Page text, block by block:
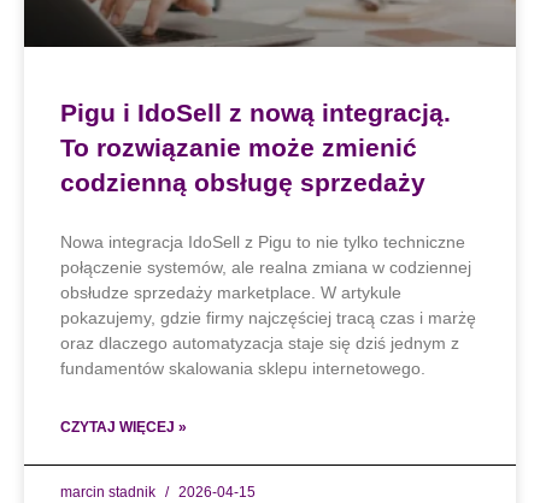
Pigu i IdoSell z nową integracją.
To rozwiązanie może zmienić
codzienną obsługę sprzedaży
Nowa integracja IdoSell z Pigu to nie tylko techniczne
połączenie systemów, ale realna zmiana w codziennej
obsłudze sprzedaży marketplace. W artykule
pokazujemy, gdzie firmy najczęściej tracą czas i marżę
oraz dlaczego automatyzacja staje się dziś jednym z
fundamentów skalowania sklepu internetowego.
CZYTAJ WIĘCEJ »
marcin stadnik 2026-04-15